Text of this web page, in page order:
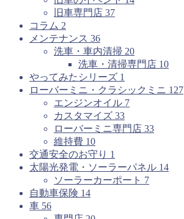
旧車専門店 37
コラム 2
メンテナンス 36
洗車・車内清掃 20
洗車・清掃専門店 10
やってみたシリーズ 1
ローバーミニ・クラシックミニ 127
エンジンオイル 7
カスタマイズ 33
ローバーミニ専門店 33
維持費 10
交通安全のお守り 1
太陽光発電・ソーラーパネル 14
ソーラーカーポート 7
自動車保険 14
車 56